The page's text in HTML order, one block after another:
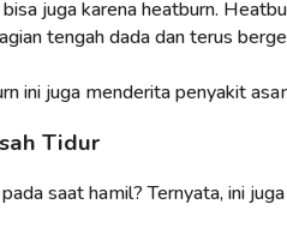
juga karena heatburn.
tengah dada dan terus
ini juga menderita penyakit
Tidur
saat hamil? Ternyata, ini